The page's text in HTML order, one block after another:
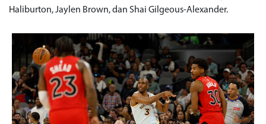
Haliburton, Jaylen Brown, dan Shai Gilgeous-Alexander.